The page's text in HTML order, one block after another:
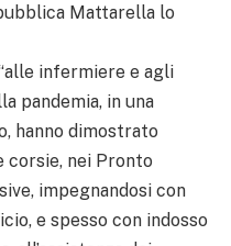
Mattarella lo
infermiere e agli
pandemia, in una
hanno dimostrato
corsie, nei Pronto
impegnandosi con
e spesso con indosso